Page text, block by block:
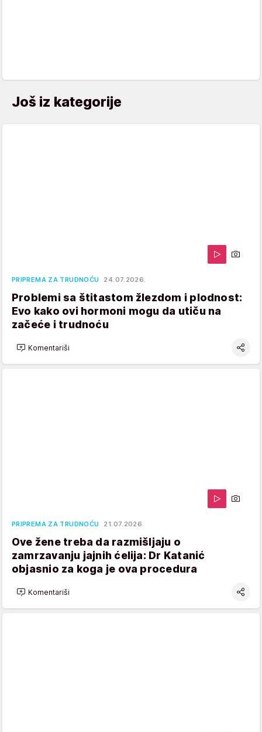
Još iz kategorije
PRIPREMA ZA TRUDNOĆU 24.07.2026.
Problemi sa štitastom žlezdom i plodnost:
Evo kako ovi hormoni mogu da utiču na
začeće i trudnoću
Komentariši
PRIPREMA ZA TRUDNOĆU 21.07.2026.
Ove žene treba da razmišljaju o
zamrzavanju jajnih ćelija: Dr Katanić
objasnio za koga je ova procedura
Komentariši